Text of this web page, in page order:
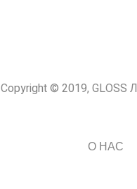
Copyright © 2019, GLOSS
О НАС